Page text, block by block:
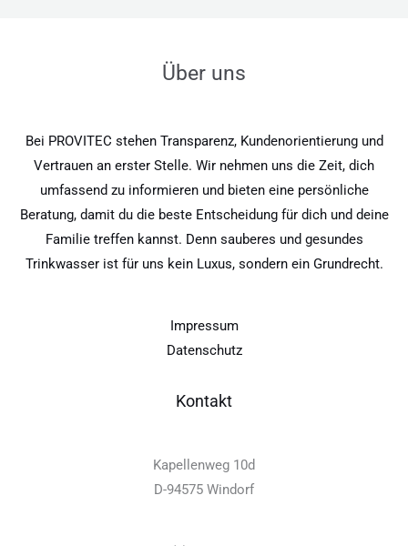
Über uns
Bei PROVITEC stehen Transparenz, Kundenorientierung und
Vertrauen an erster Stelle. Wir nehmen uns die Zeit, dich
umfassend zu informieren und bieten eine persönliche
Beratung, damit du die beste Entscheidung für dich und deine
Familie treffen kannst. Denn sauberes und gesundes
Trinkwasser ist für uns kein Luxus, sondern ein Grundrecht.
Impressum
Datenschutz
Kontakt
Kapellenweg 10d
D-94575 Windorf